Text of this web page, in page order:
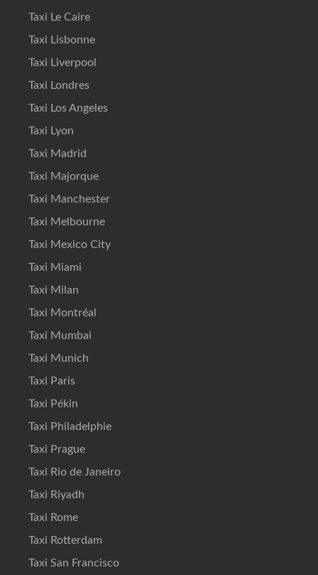
Taxi Le Caire
Taxi Lisbonne
Taxi Liverpool
Taxi Londres
Taxi Los Angeles
Taxi Lyon
Taxi Madrid
Taxi Majorque
Taxi Manchester
Taxi Melbourne
Taxi Mexico City
Taxi Miami
Taxi Milan
Taxi Montréal
Taxi Mumbai
Taxi Munich
Taxi Paris
Taxi Pékin
Taxi Philadelphie
Taxi Prague
Taxi Rio de Janeiro
Taxi Riyadh
Taxi Rome
Taxi Rotterdam
Taxi San Francisco